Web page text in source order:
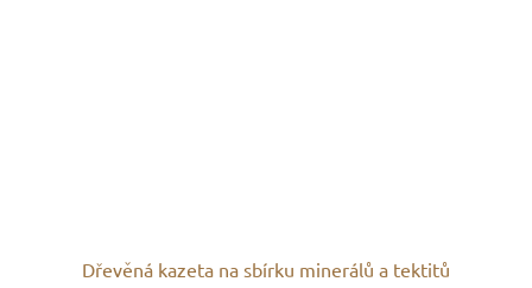
Dřevěná kazeta na sbírku minerálů a tektitů